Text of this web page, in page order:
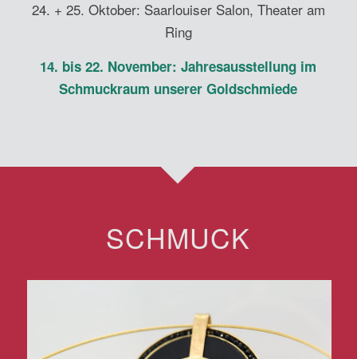
24. + 25. Oktober: Saarlouiser Salon, Theater am
Ring
14. bis 22. November: Jahresausstellung im
Schmuckraum unserer Goldschmiede
SCHMUCK